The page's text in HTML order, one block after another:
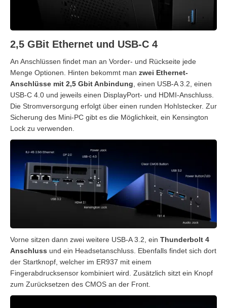
2,5 GBit Ethernet und USB-C 4
An Anschlüssen findet man an Vorder- und Rückseite jede
Menge Optionen. Hinten bekommt man zwei Ethernet-
Anschlüsse mit 2,5 Gbit Anbindung , einen USB-A 3.2, einen
USB-C 4.0 und jeweils einen DisplayPort- und HDMI-Anschluss.
Die Stromversorgung erfolgt über einen runden Hohlstecker. Zur
Sicherung des Mini-PC gibt es die Möglichkeit, ein Kensington
Lock zu verwenden.
Vorne sitzen dann zwei weitere USB-A 3.2, ein Thunderbolt 4
Anschluss und ein Headsetanschluss. Ebenfalls findet sich dort
der Startknopf, welcher im ER937 mit einem
Fingerabdrucksensor kombiniert wird. Zusätzlich sitzt ein Knopf
zum Zurücksetzen des CMOS an der Front.